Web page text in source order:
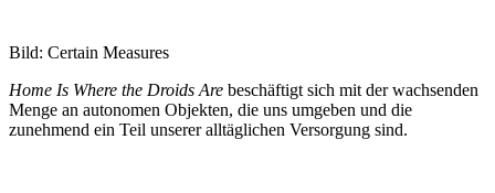
Bild: Certain Measures
Home Is Where the Droids Are beschäftigt sich mit der wachsenden
Menge an autonomen Objekten, die uns umgeben und die
zunehmend ein Teil unserer alltäglichen Versorgung sind.